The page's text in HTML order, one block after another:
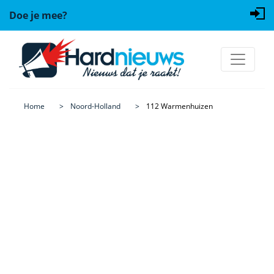
Doe je mee?
Home Noord-Holland 112 Warmenhuizen